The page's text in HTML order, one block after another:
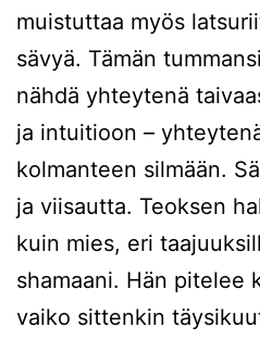
muistuttaa myös
sävyä. Tämän
nähdä yhteytenä
ja intuitioon –
kolmanteen silmään.
ja viisautta. Teoksen
kuin mies, eri
shamaani. Hän pitelee
vaiko sittenkin